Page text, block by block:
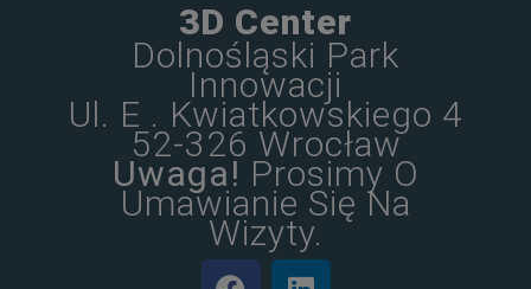
3D Center
Dolnośląski Park
Innowacji
Ul. E . Kwiatkowskiego 4
52-326 Wrocław
Uwaga! Prosimy O
Umawianie Się Na
Wizyty.